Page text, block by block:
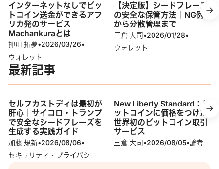
インターネットなしでビッ
トコイン送金ができるアフ
リカ発のサービス
Machankuraとは
押川 拓夢•2026/03/26•
ウォレット
【決定版】シードフレーズ
の安全な保管方法｜NG例
から分散管理まで
三倉 大司•2026/01/28•
ウォレット
最新記事
セルフカストディは最初が
肝心｜サイコロ・トランプ
で安全なシードフレーズを
生成する実践ガイド
加藤 規新•2026/08/06•
セキュリティ・プライバシー
New Liberty Standard：ビ
ットコインに価格をつけた
世界初のビットコイン取引
サービス
三倉 大司•2026/08/05•論考